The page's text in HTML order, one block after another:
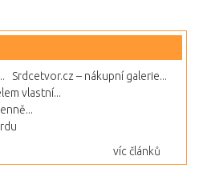
Srdcetvor.cz – nákupní galerie...
vlastní...
víc článků